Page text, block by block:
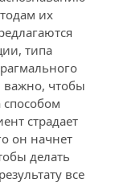
их
типа
важно, чтобы
способом
страдает
он начнет
делать
все